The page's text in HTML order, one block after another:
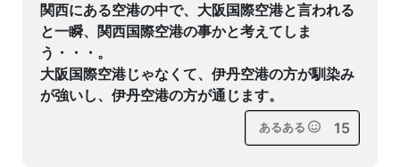
関西にある空港の中で、大阪国際空港と言われる
と一瞬、関西国際空港の事かと考えてしま
う・・・。
大阪国際空港じゃなくて、伊丹空港の方が馴染み
が強いし、伊丹空港の方が通じます。
あるある 15